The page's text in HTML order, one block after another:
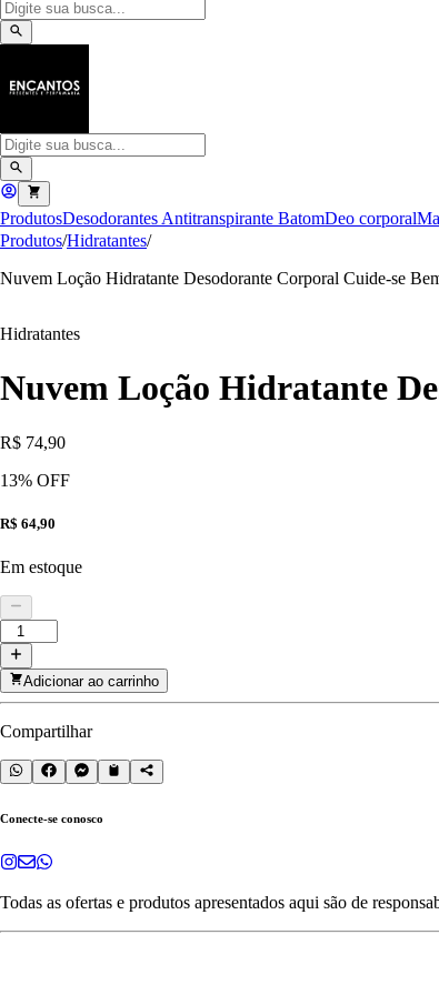
ProdutosDesodorantes Antitranspirante BatomDeo corporal
Produtos/Hidratantes/
Nuvem Loção Hidratante Desodorante Corporal Cuide-se
Hidratantes
Nuvem Loção Hidratante
R$ 74,90
13% OFF
R$ 64,90
Em estoque
Adicionar ao carrinho
Compartilhar
Conecte-se conosco
Todas as ofertas e produtos apresentados aqui são de